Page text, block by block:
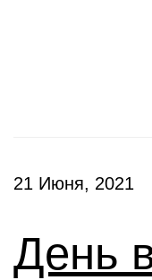
21 Июня, 2021
День